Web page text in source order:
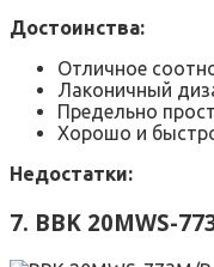
Достоинства:
Отличное
Лаконичный
Предельно
Хорошо и
Недостатки:
7. BBK 20MWS-